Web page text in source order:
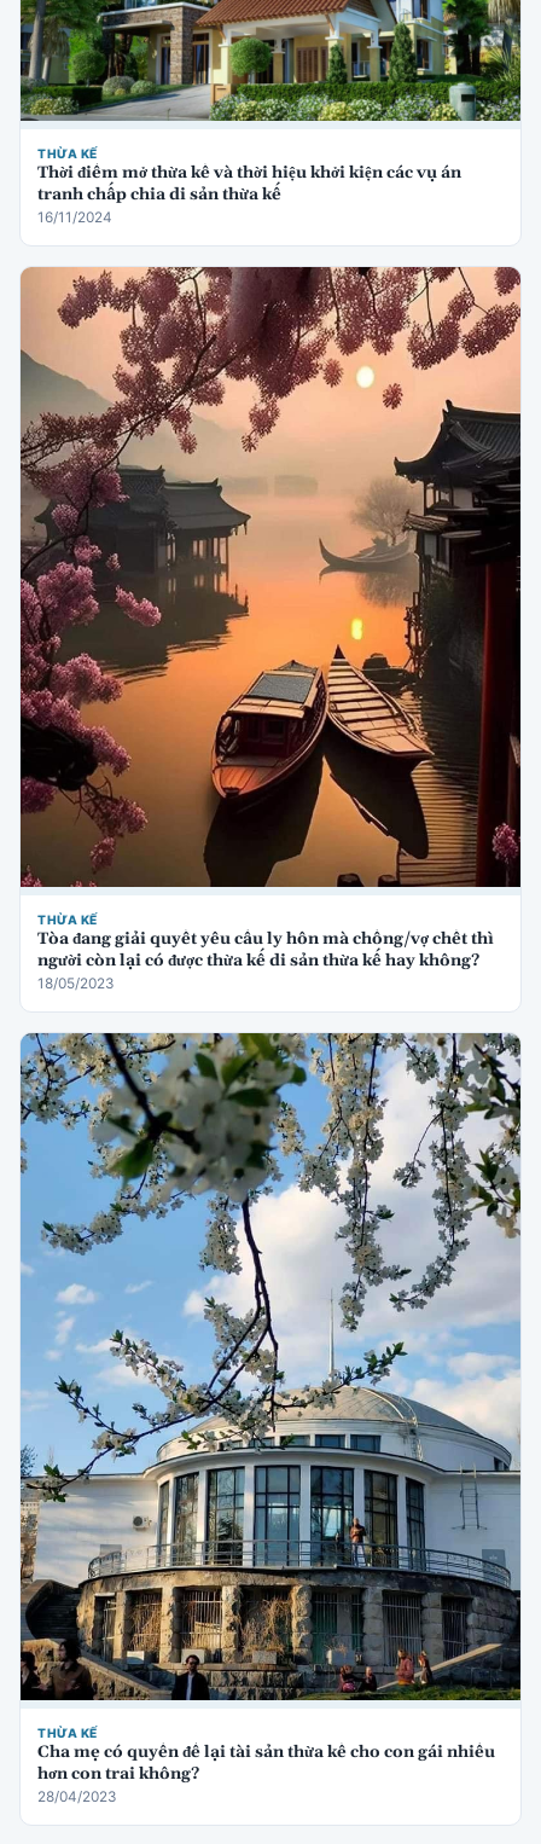
THỪA KẾ
Thời điểm mở thừa kế và thời hiệu khởi kiện các vụ án
tranh chấp chia di sản thừa kế
16/11/2024
THỪA KẾ
Tòa đang giải quyết yêu cầu ly hôn mà chồng/vợ chết thì
người còn lại có được thừa kế di sản thừa kế hay không?
18/05/2023
THỪA KẾ
Cha mẹ có quyền để lại tài sản thừa kế cho con gái nhiều
hơn con trai không?
28/04/2023